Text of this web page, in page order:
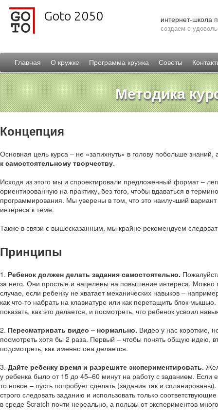
Goto 2050 интернет-школа
создаем с
Главная О кружке Программа кружка Советы
Методика
Концепция
Основная цель курса – не «запихнуть» в голову побольше знаний,
к самостоятельному творчеству.
Исходя из этого мы и спроектировали предложенный формат –
ориентированную на практику, без того, чтобы вдаваться в
программирования. Мы уверены в том, что это наилучший
интереса к теме.
Также в связи с вышесказанным, мы крайне рекомендуем
Принципы
1. Ребенок должен делать задания самостоятельно.
за него. Они простые и нацелены на повышение интереса. Можно
случае, если ребенку не хватает механических навыков –
как что-то набрать на клавиатуре или как перетащить блок
показать, как это делается, и посмотреть, что ребенок усвоил
2. Пересматривать видео – нормально. Видео у нас короткие,
посмотреть хотя бы 2 раза. Первый – чтобы понять общую идею,
подсмотреть, как именно она делается.
3. Дайте ребенку время и разрешите экспериментировать.
у ребенка было от 15 до 45–60 минут на работу с заданием. Если
то новое – пусть попробует сделать (задания так и
строго следовать заданию и использовать только
в среде Scratch почти нереально, а пользы от экспериментов